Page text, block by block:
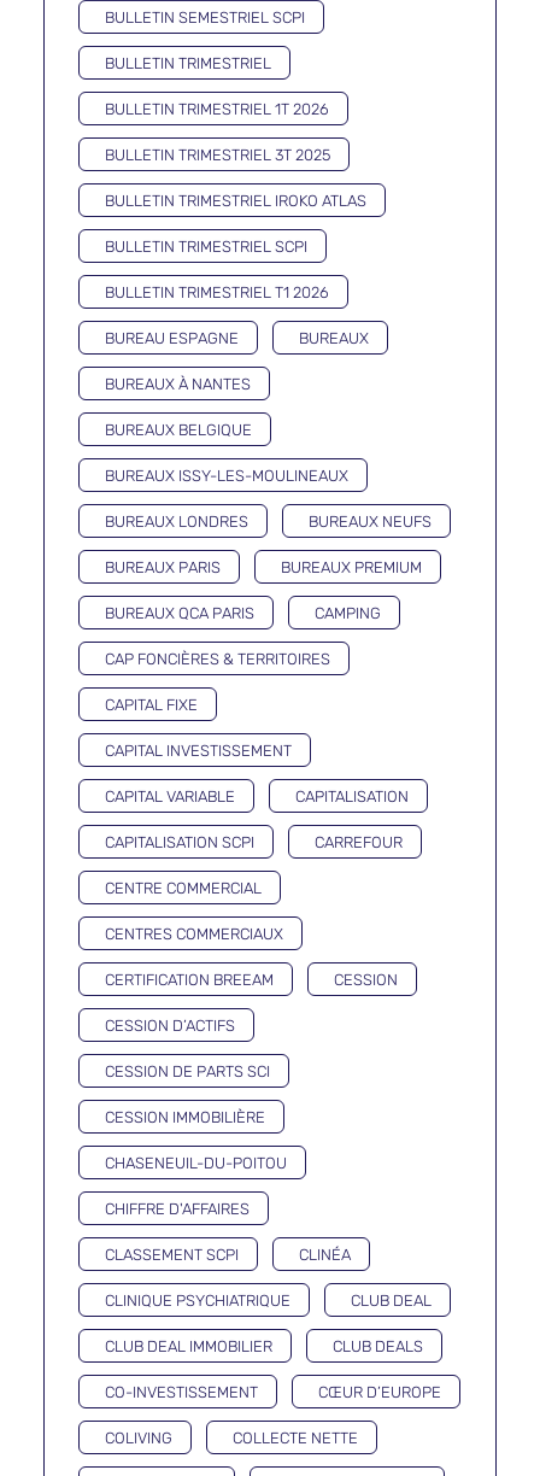
BULLETIN SEMESTRIEL SCPI
BULLETIN TRIMESTRIEL
BULLETIN TRIMESTRIEL 1T 2026
BULLETIN TRIMESTRIEL 3T 2025
BULLETIN TRIMESTRIEL IROKO ATLAS
BULLETIN TRIMESTRIEL SCPI
BULLETIN TRIMESTRIEL T1 2026
BUREAU ESPAGNE BUREAUX
BUREAUX À NANTES
BUREAUX BELGIQUE
BUREAUX ISSY-LES-MOULINEAUX
BUREAUX LONDRES BUREAUX NEUFS
BUREAUX PARIS BUREAUX PREMIUM
BUREAUX QCA PARIS CAMPING
CAP FONCIÈRES & TERRITOIRES
CAPITAL FIXE
CAPITAL INVESTISSEMENT
CAPITAL VARIABLE CAPITALISATION
CAPITALISATION SCPI CARREFOUR
CENTRE COMMERCIAL
CENTRES COMMERCIAUX
CERTIFICATION BREEAM CESSION
CESSION D’ACTIFS
CESSION DE PARTS SCI
CESSION IMMOBILIÈRE
CHASENEUIL-DU-POITOU
CHIFFRE D'AFFAIRES
CLASSEMENT SCPI CLINÉA
CLINIQUE PSYCHIATRIQUE CLUB DEAL
CLUB DEAL IMMOBILIER CLUB DEALS
CO-INVESTISSEMENT CŒUR D’EUROPE
COLIVING COLLECTE NETTE